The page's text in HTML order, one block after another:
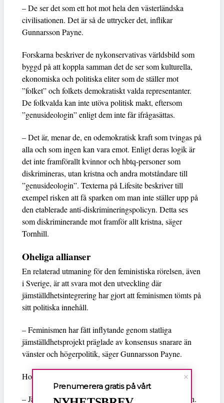
– De ser det som ett hot mot hela den västerländska
civilisationen. Det är så de uttrycker det, inflikar
Gunnarsson Payne.
Forskarna beskriver de nykonservativas världsbild som
byggd på att koppla samman det de ser som kulturella,
ekonomiska och politiska eliter som de ställer mot
”folket” och folkets demokratiskt valda representanter.
De folkvalda kan inte utöva politisk makt, eftersom
”genusideologin” enligt dem inte får ifrågasättas.
– Det är, menar de, en odemokratisk kraft som tvingas på
alla och som ingen kan vara emot. Enligt deras logik är
det inte framförallt kvinnor och hbtq-personer som
diskrimineras, utan kristna och andra motståndare till
”genusideologin”. Texterna på Lifesite beskriver till
exempel risken att få sparken om man inte ställer upp på
den etablerade anti-diskrimineringspolicyn. Detta ses
som diskriminerande mot framför allt kristna, säger
Tornhill.
Oheliga allianser
En relaterad utmaning för den feministiska rörelsen, även
i Sverige, är att svara mot den utveckling där
jämställdhetsintegrering har gjort att feminismen tömts på
sitt politiska innehåll.
– Feminismen har fått inflytande genom statliga
jämställdhetsprojekt präglade av konsensus snarare än
vänster och högerpolitik, säger Gunnarsson Payne.
Hon fortsätter:
– Jämställdhet är en stor del av den svenska självbilden.
Prenumerera gratis på vårt